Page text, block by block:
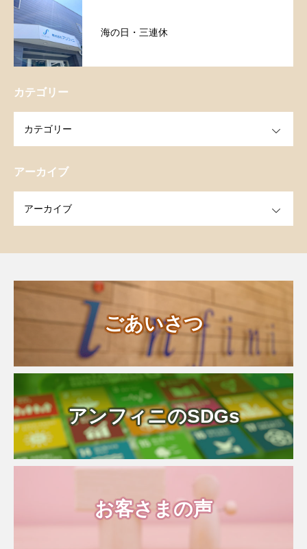
海の日・三連休
カテゴリー
アーカイブ
ごあいさつ
アンフィニのSDGs
お客さまの声